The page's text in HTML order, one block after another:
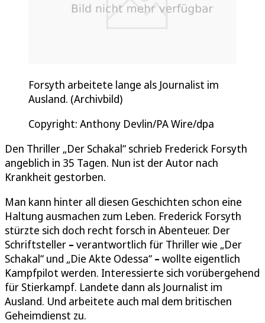
Forsyth arbeitete lange als Journalist im
Ausland. (Archivbild)
Copyright: Anthony Devlin/PA Wire/dpa
Den Thriller „Der Schakal“ schrieb Frederick Forsyth
angeblich in 35 Tagen. Nun ist der Autor nach
Krankheit gestorben.
Man kann hinter all diesen Geschichten schon eine
Haltung ausmachen zum Leben. Frederick Forsyth
stürzte sich doch recht forsch in Abenteuer. Der
Schriftsteller – verantwortlich für Thriller wie „Der
Schakal“ und „Die Akte Odessa“ – wollte eigentlich
Kampfpilot werden. Interessierte sich vorübergehend
für Stierkampf. Landete dann als Journalist im
Ausland. Und arbeitete auch mal dem britischen
Geheimdienst zu.